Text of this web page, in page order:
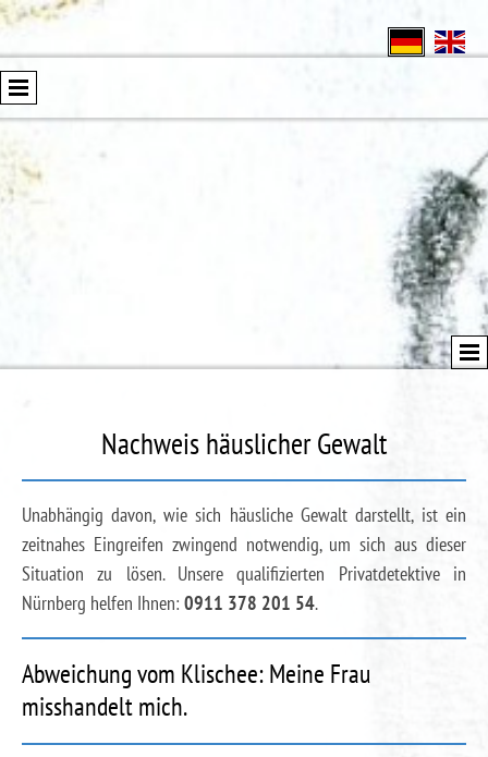
Nachweis häuslicher Gewalt
Unabhängig davon, wie sich häusliche Gewalt darstellt, ist ein
zeitnahes Eingreifen zwingend notwendig, um sich aus dieser
Situation zu lösen. Unsere qualifizierten Privatdetektive in
Nürnberg helfen Ihnen: 0911 378 201 54.
Abweichung vom Klischee: Meine Frau
misshandelt mich.